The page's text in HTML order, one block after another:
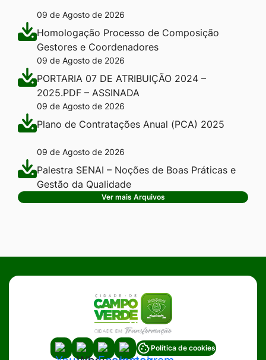
09 de Agosto de 2026
Homologação Processo de Composição
Gestores e Coordenadores
09 de Agosto de 2026
PORTARIA 07 DE ATRIBUIÇÃO 2024 –
2025.PDF – ASSINADA
09 de Agosto de 2026
Plano de Contratações Anual (PCA) 2025
09 de Agosto de 2026
Palestra SENAI – Noções de Boas Práticas e
Gestão da Qualidade
Ver mais Arquivos
AcessarAcessarAcessarAcessarPolítica de cookies